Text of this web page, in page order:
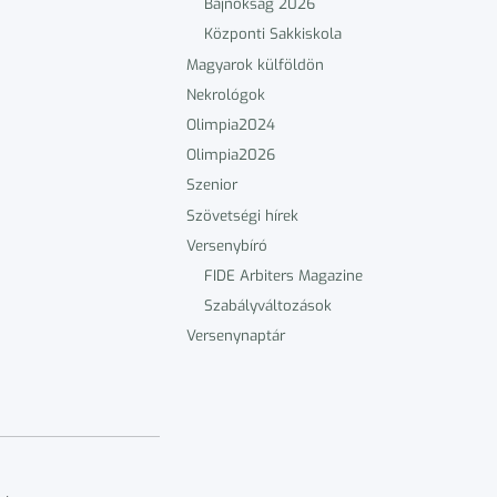
Bajnokság 2026
Központi Sakkiskola
Magyarok külföldön
Nekrológok
Olimpia2024
Olimpia2026
Szenior
Szövetségi hírek
Versenybíró
FIDE Arbiters Magazine
Szabályváltozások
Versenynaptár